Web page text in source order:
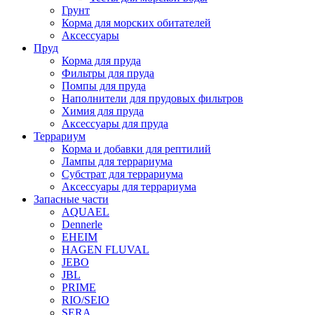
Грунт
Корма для морских обитателей
Аксессуары
Пруд
Корма для пруда
Фильтры для пруда
Помпы для пруда
Наполнители для прудовых фильтров
Химия для пруда
Аксессуары для пруда
Террариум
Корма и добавки для рептилий
Лампы для террариума
Субстрат для террариума
Аксессуары для террариума
Запасные части
AQUAEL
Dennerle
EHEIM
HAGEN FLUVAL
JEBO
JBL
PRIME
RIO/SEIO